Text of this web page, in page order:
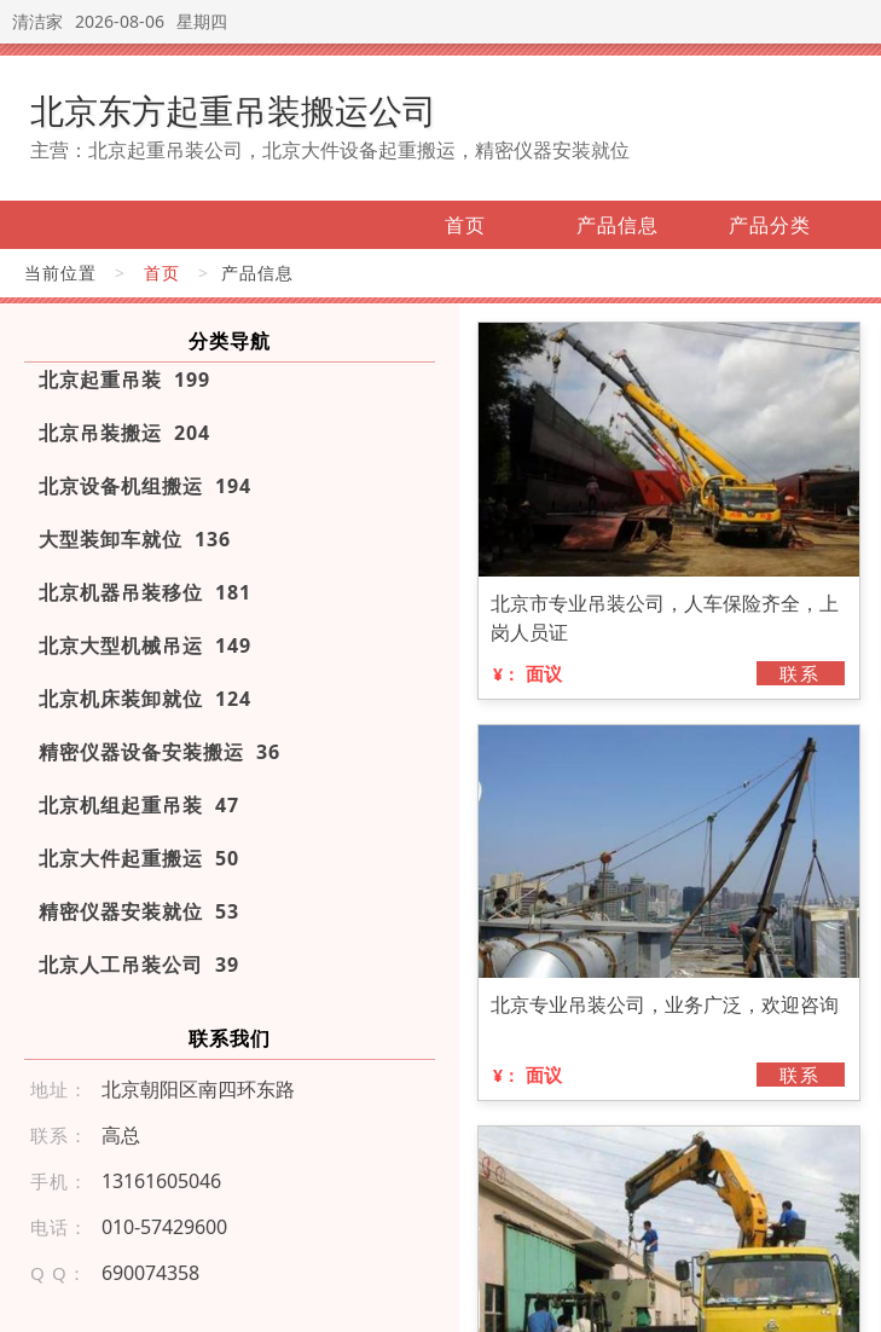
清洁家 2026-08-06 星期四
北京东方起重吊装搬运公司
主营：北京起重吊装公司，北京大件设备起重搬运，精密仪器安装就位
首页 产品信息 产品分类
当前位置 > 首页 > 产品信息
分类导航
北京起重吊装 199
北京吊装搬运 204
北京设备机组搬运 194
大型装卸车就位 136
北京机器吊装移位 181
北京大型机械吊运 149
北京机床装卸就位 124
精密仪器设备安装搬运 36
北京机组起重吊装 47
北京大件起重搬运 50
精密仪器安装就位 53
北京人工吊装公司 39
联系我们
地址： 北京朝阳区南四环东路
联系： 高总
手机： 13 16 16 05 04 6
电话： 010 -57 4 2 960 0
Q Q： 690074358
北京市专业吊装公司，人车保险齐全，上
岗人员证
¥： 面议 联系
北京专业吊装公司，业务广泛，欢迎咨询
¥： 面议 联系